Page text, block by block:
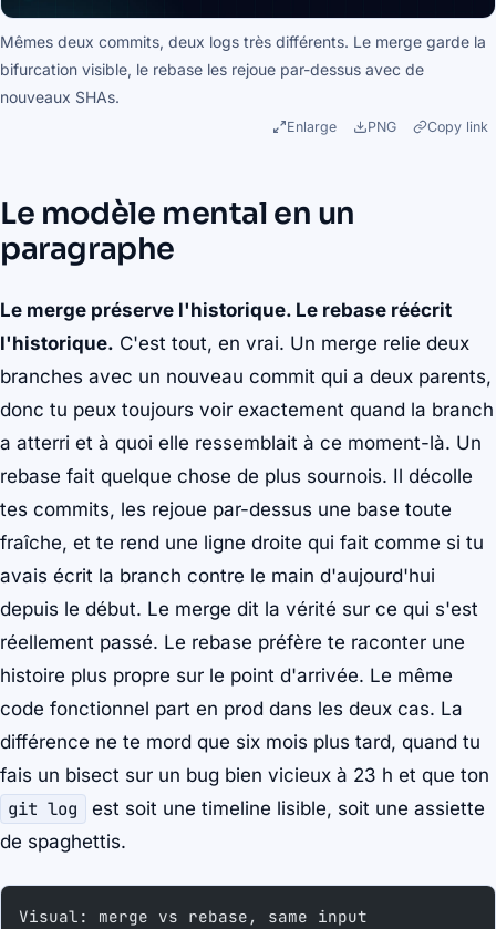
Mêmes deux commits, deux logs très différents. Le merge garde la
bifurcation visible, le rebase les rejoue par-dessus avec de
nouveaux SHAs.
Enlarge PNG Copy link
Le modèle mental en un
paragraphe
Le merge préserve l'historique. Le rebase réécrit
l'historique. C'est tout, en vrai. Un merge relie deux
branches avec un nouveau commit qui a deux parents,
donc tu peux toujours voir exactement quand la branch
a atterri et à quoi elle ressemblait à ce moment-là. Un
rebase fait quelque chose de plus sournois. Il décolle
tes commits, les rejoue par-dessus une base toute
fraîche, et te rend une ligne droite qui fait comme si tu
avais écrit la branch contre le main d'aujourd'hui
depuis le début. Le merge dit la vérité sur ce qui s'est
réellement passé. Le rebase préfère te raconter une
histoire plus propre sur le point d'arrivée. Le même
code fonctionnel part en prod dans les deux cas. La
différence ne te mord que six mois plus tard, quand tu
fais un bisect sur un bug bien vicieux à 23 h et que ton
git log
est soit une timeline lisible, soit une assiette
de spaghettis.
Visual: merge vs rebase, same input